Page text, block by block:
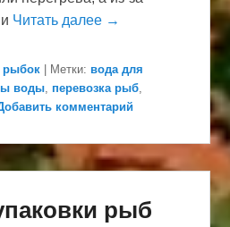
Читать далее →
рыбок Метки: вода для
воды, перевозка рыб,
комментарий
рыб